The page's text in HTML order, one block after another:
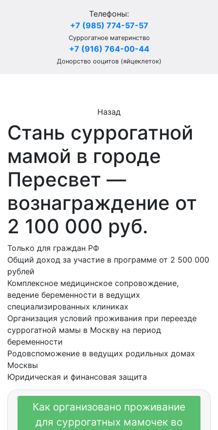
Телефоны:
+7 (985) 774-57-57
Суррогатное материнство
+7 (916) 764-00-44
Донорство ооцитов (яйцеклеток)
Назад
Стань суррогатной
мамой в городе
Пересвет —
вознаграждение от
2 100 000 руб.
Только для граждан РФ
Общий доход за участие в программе от 2 500 000
рублей
Комплексное медицинское сопровождение,
ведение беременности в ведущих
специализированных клиниках
Организация условий проживания при переезде
суррогатной мамы в Москву на период
беременности
Родовспоможение в ведущих родильных домах
Москвы
Юридическая и финансовая защита
Заполнить анкету
Как организовано проживание
для суррогатных мамочек во